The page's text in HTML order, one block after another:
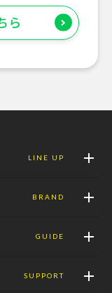
ら
LINE UP
BRAND
GUIDE
SUPPORT